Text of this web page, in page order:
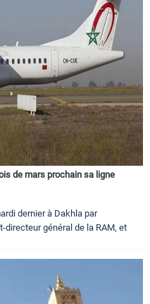
de mars prochain sa ligne
dernier à Dakhla par
directeur général de la RAM, et